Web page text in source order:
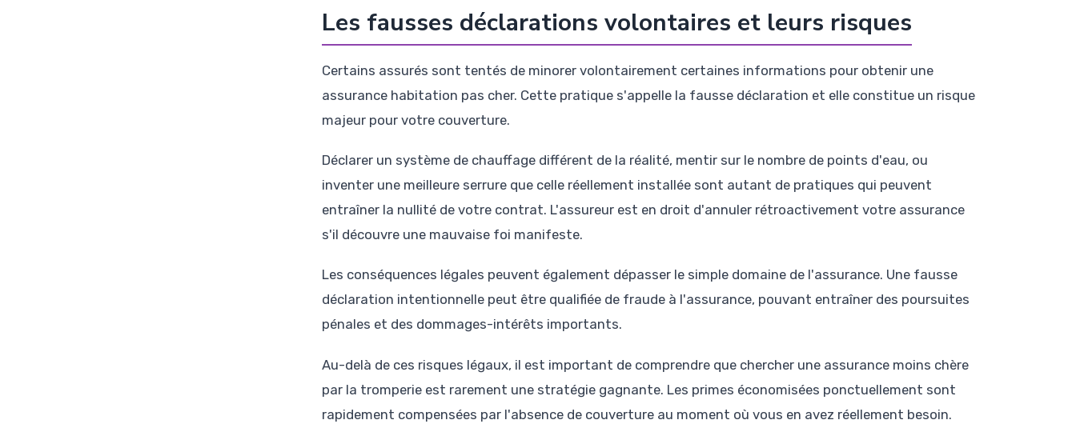
Les fausses déclarations volontaires et leurs risques
Certains assurés sont tentés de minorer volontairement certaines informations pour obtenir une
assurance habitation pas cher. Cette pratique s'appelle la fausse déclaration et elle constitue un risque
majeur pour votre couverture.
Déclarer un système de chauffage différent de la réalité, mentir sur le nombre de points d'eau, ou
inventer une meilleure serrure que celle réellement installée sont autant de pratiques qui peuvent
entraîner la nullité de votre contrat. L'assureur est en droit d'annuler rétroactivement votre assurance
s'il découvre une mauvaise foi manifeste.
Les conséquences légales peuvent également dépasser le simple domaine de l'assurance. Une fausse
déclaration intentionnelle peut être qualifiée de fraude à l'assurance, pouvant entraîner des poursuites
pénales et des dommages-intérêts importants.
Au-delà de ces risques légaux, il est important de comprendre que chercher une assurance moins chère
par la tromperie est rarement une stratégie gagnante. Les primes économisées ponctuellement sont
rapidement compensées par l'absence de couverture au moment où vous en avez réellement besoin.